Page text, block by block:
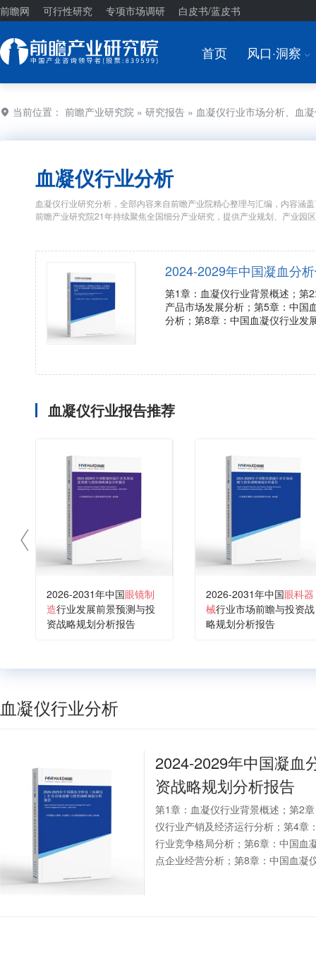
前瞻网 可行性研究 专项市场调研 白皮书/蓝皮书
首页 风口·洞察 I
当前位置： 前瞻产业研究院 » 研究报告 » 血凝仪行业市场分析、血
血凝仪行业分析
血凝仪行业研究分析，全部内容来自前瞻产业院精心整理与汇编，内容涵
前瞻产业研究院21年持续聚焦全国细分产业研究，提供产业规划、产业园
2024-2029年中国凝血分
第1章：血凝仪行业背景概述；第
产品市场发展分析；第5章：中国
分析；第8章：中国血凝仪行业发
血凝仪行业报告推荐
2026-2031年中国眼镜制
造行业发展前景预测与投
资战略规划分析报告
2026-2031年中国眼科器
械行业市场前瞻与投资战
略规划分析报告
血凝仪行业分析
2024-2029年中国凝血
资战略规划分析报告
第1章：血凝仪行业背景概述；第2
仪行业产销及经济运行分析；第4章
行业竞争格局分析；第6章：中国血
点企业经营分析；第8章：中国血凝